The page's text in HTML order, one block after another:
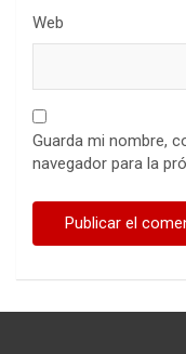
Web
Guarda mi nombre,
navegador para la